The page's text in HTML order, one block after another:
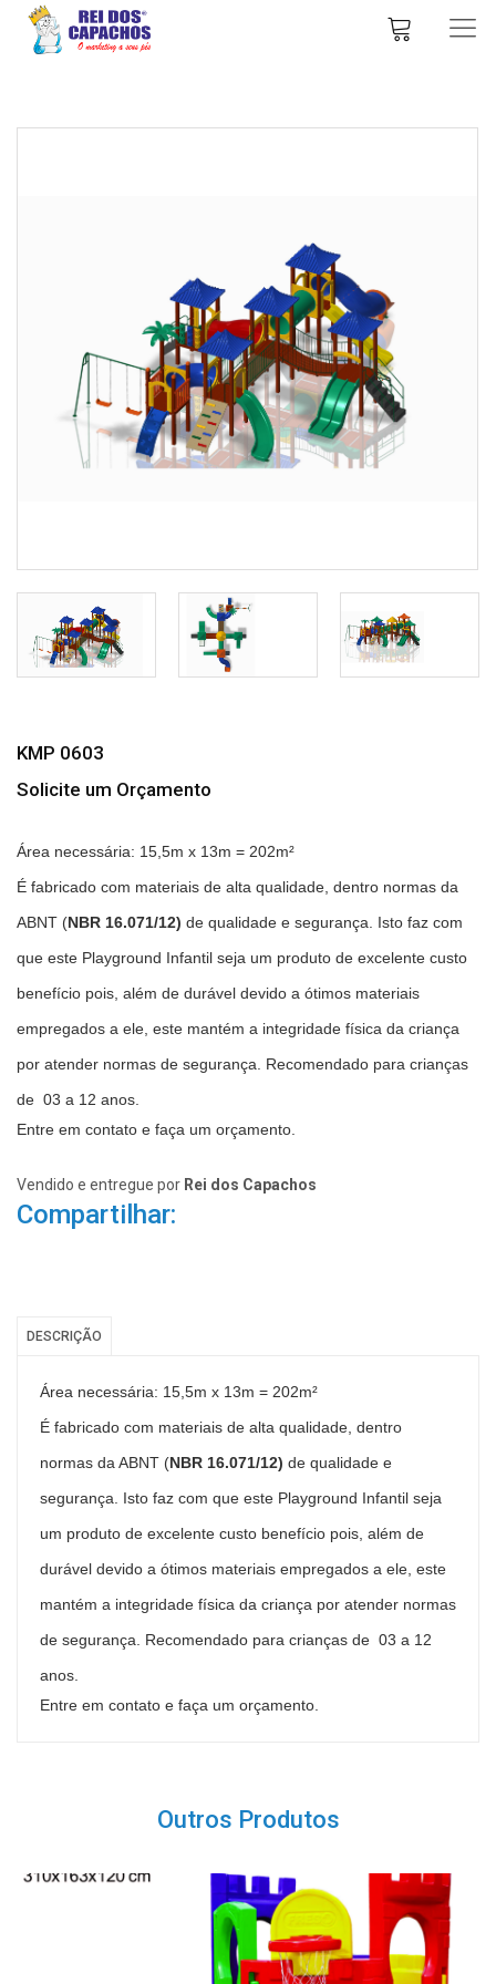
KMP 0603
Solicite um Orçamento
Área necessária: 15,5m x 13m = 202m²
É fabricado com materiais de alta qualidade, dentro normas da
ABNT (NBR 16.071/12) de qualidade e segurança. Isto faz com
que este Playground Infantil seja um produto de excelente custo
benefício pois, além de durável devido a ótimos materiais
empregados a ele, este mantém a integridade física da criança
por atender normas de segurança. Recomendado para crianças
de 03 a 12 anos.
Entre em contato e faça um orçamento.
Vendido e entregue por Rei dos Capachos
Compartilhar:
DESCRIÇÃO
Área necessária: 15,5m x 13m = 202m²
É fabricado com materiais de alta qualidade, dentro
normas da ABNT (NBR 16.071/12) de qualidade e
segurança. Isto faz com que este Playground Infantil seja
um produto de excelente custo benefício pois, além de
durável devido a ótimos materiais empregados a ele, este
mantém a integridade física da criança por atender normas
de segurança. Recomendado para crianças de 03 a 12
anos.
Entre em contato e faça um orçamento.
Outros Produtos